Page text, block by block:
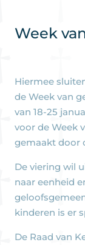
Week
Hiermee
de Week van
van 18-25
voor de Week
gemaakt door
De viering wil
naar eenheid
kinderen is er
De Raad van